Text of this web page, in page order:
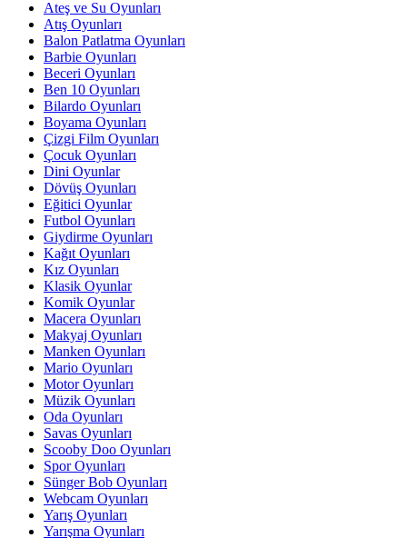
Ateş ve Su Oyunları
Atış Oyunları
Balon Patlatma Oyunları
Barbie Oyunları
Beceri Oyunları
Ben 10 Oyunları
Bilardo Oyunları
Boyama Oyunları
Çizgi Film Oyunları
Çocuk Oyunları
Dini Oyunlar
Dövüş Oyunları
Eğitici Oyunlar
Futbol Oyunları
Giydirme Oyunları
Kağıt Oyunları
Kız Oyunları
Klasik Oyunlar
Komik Oyunlar
Macera Oyunları
Makyaj Oyunları
Manken Oyunları
Mario Oyunları
Motor Oyunları
Müzik Oyunları
Oda Oyunları
Savas Oyunları
Scooby Doo Oyunları
Spor Oyunları
Sünger Bob Oyunları
Webcam Oyunları
Yarış Oyunları
Yarışma Oyunları